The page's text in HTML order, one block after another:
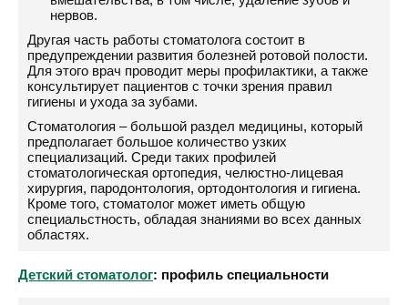
нервов.
Другая часть работы стоматолога состоит в
предупреждении развития болезней ротовой полости.
Для этого врач проводит меры профилактики, а также
консультирует пациентов с точки зрения правил
гигиены и ухода за зубами.
Стоматология – большой раздел медицины, который
предполагает большое количество узких
специализаций. Среди таких профилей
стоматологическая ортопедия, челюстно-лицевая
хирургия, пародонтология, ортодонтология и гигиена.
Кроме того, стоматолог может иметь общую
специальстность, обладая знаниями во всех данных
областях.
Детский стоматолог: профиль специальности